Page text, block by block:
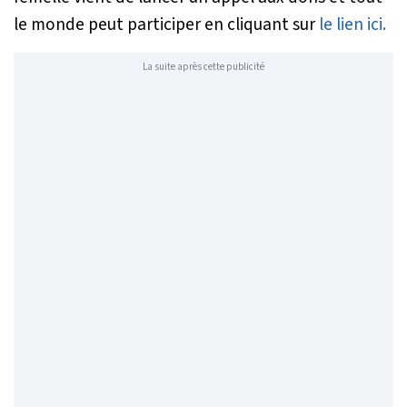
le monde peut participer en cliquant sur le lien ici.
La suite après cette publicité